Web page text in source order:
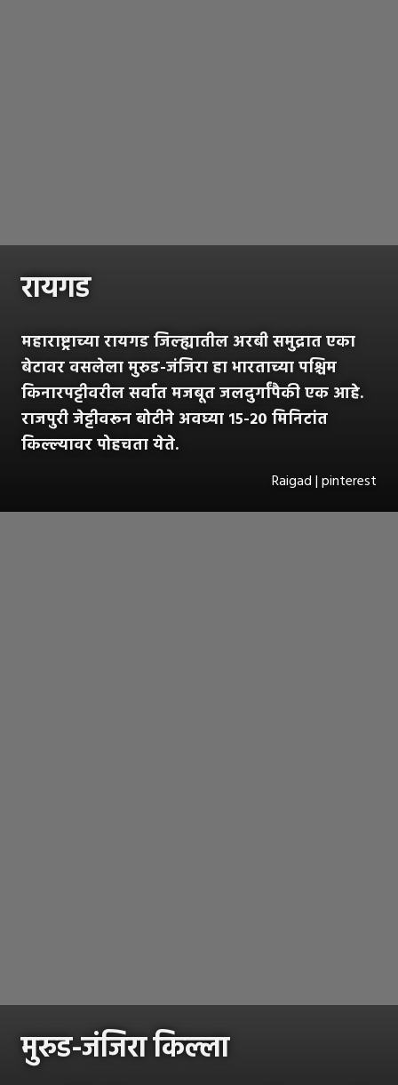
रायगड
महाराष्ट्राच्या रायगड जिल्ह्यातील अरबी समुद्रात एका
बेटावर वसलेला मुरुड-जंजिरा हा भारताच्या पश्चिम
किनारपट्टीवरील सर्वात मजबूत जलदुर्गांपैकी एक आहे.
राजपुरी जेट्टीवरून बोटीने अवघ्या १५-२० मिनिटांत
किल्ल्यावर पोहचता येते.
Raigad | pinterest
मुरुड-जंजिरा किल्ला